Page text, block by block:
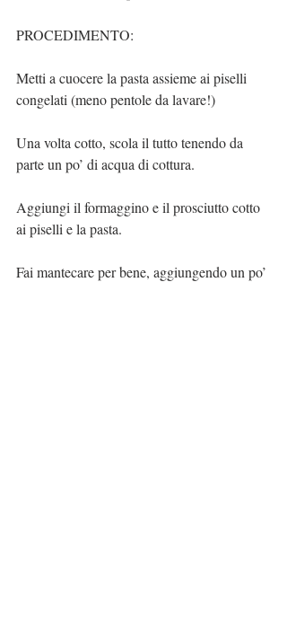
PROCEDIMENTO:
Metti a cuocere la pasta assieme ai piselli
congelati (meno pentole da lavare!)
Una volta cotto, scola il tutto tenendo da
parte un po’ di acqua di cottura.
Aggiungi il formaggino e il prosciutto cotto
ai piselli e la pasta.
Fai mantecare per bene, aggiungendo un po’